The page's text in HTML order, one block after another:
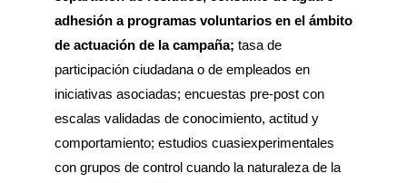
adhesión a programas voluntarios en el ámbito
de actuación de la campaña; tasa de
participación ciudadana o de empleados en
iniciativas asociadas; encuestas pre-post con
escalas validadas de conocimiento, actitud y
comportamiento; estudios cuasiexperimentales
con grupos de control cuando la naturaleza de la